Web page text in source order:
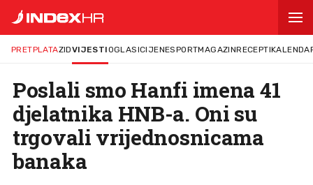
PRETPLATAZIDVIJESTIOGLASICIJENESPORTMAGAZINRECEPTI
Poslali smo Hanfi imena 41
djelatnika HNB-a. Oni su
trgovali vrijednosnicama
banaka